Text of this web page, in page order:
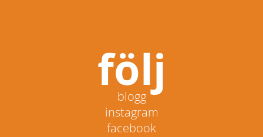
följ
blogg
instagram
facebook